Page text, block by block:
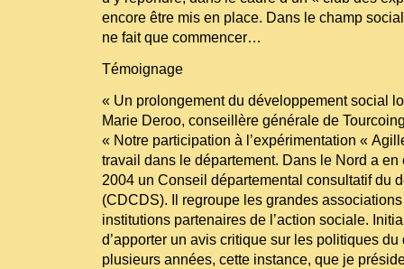
encore être mis en place. Dans le champ
ne fait que commencer…
Témoignage
« Un prolongement du développement social
Marie Deroo, conseillère générale de
« Notre participation à l’expérimentation «
travail dans le département. Dans le Nord a en
2004 un Conseil départemental consultatif du
(CDCDS). Il regroupe les grandes
institutions partenaires de l’action sociale.
d’apporter un avis critique sur les politiques
plusieurs années, cette instance, que je